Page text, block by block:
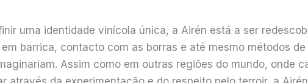
uma identidade vinícola única, a Airén está a ser
barrica, contacto com as borras e até mesmo métodos
Assim como em outras regiões do mundo, onde